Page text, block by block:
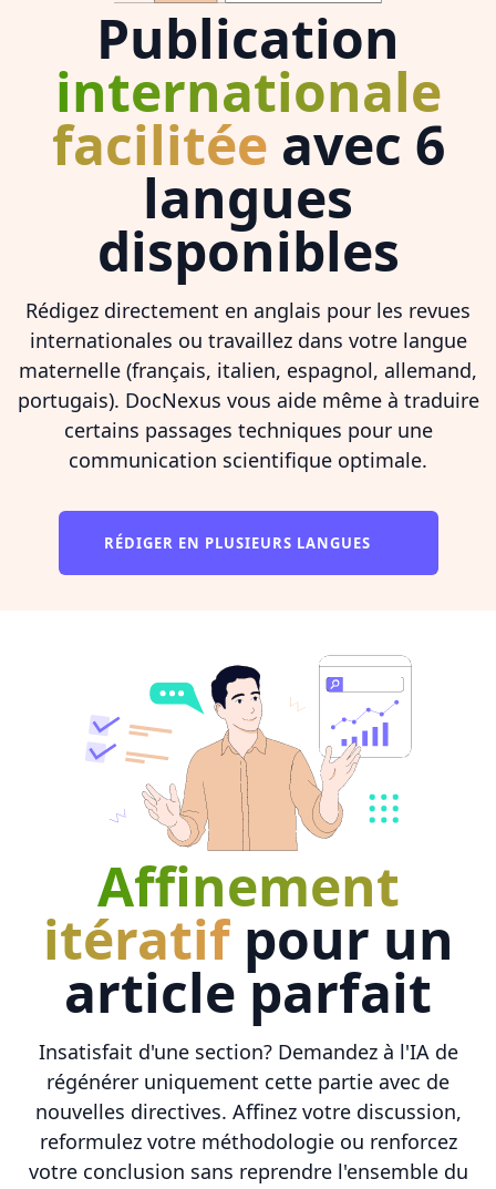
Publication
internationale
facilitée avec 6
langues
disponibles
Rédigez directement en anglais pour les revues
internationales ou travaillez dans votre langue
maternelle (français, italien, espagnol, allemand,
portugais). DocNexus vous aide même à traduire
certains passages techniques pour une
communication scientifique optimale.
RÉDIGER EN PLUSIEURS LANGUES
Affinement
itératifpour un
article parfait
Insatisfait d'une section? Demandez à l'IA de
régénérer uniquement cette partie avec de
nouvelles directives. Affinez votre discussion,
reformulez votre méthodologie ou renforcez
votre conclusion sans reprendre l'ensemble du